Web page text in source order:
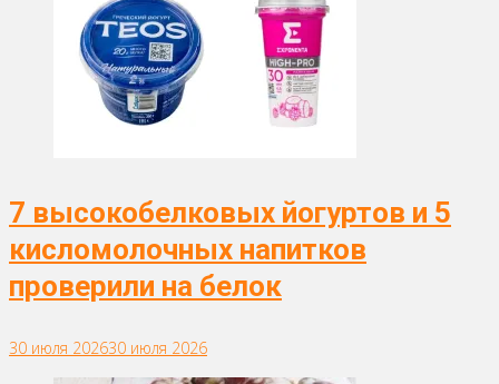
7 высокобелковых йогуртов и 5
кисломолочных напитков
проверили на белок
30 июля 202630 июля 2026